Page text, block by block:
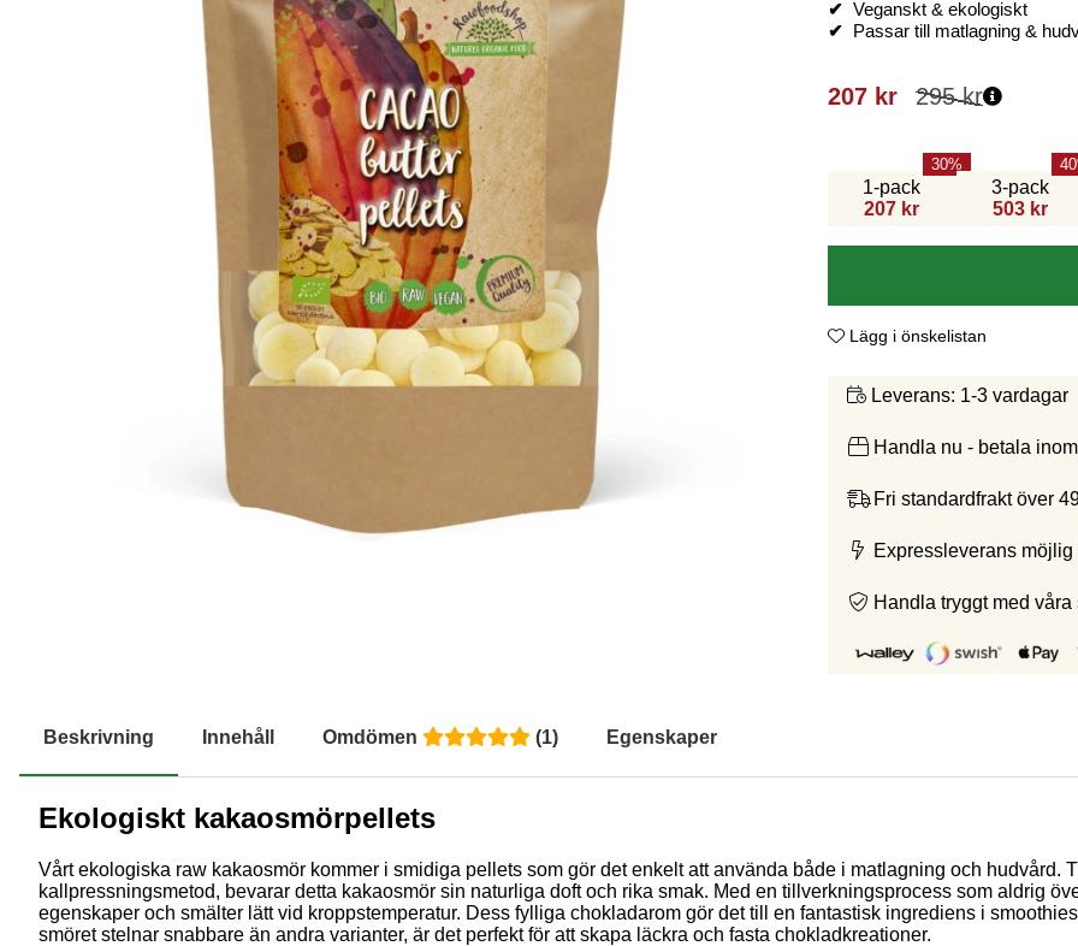
✔ Veganskt & ekologiskt
✔
Passar till matlagning &
295kr
207 kr
1-pack
207 kr
30
3-pack
503 kr
40
Lägg i önskelistan
Leverans: 1-3 vardagar
Handla nu - betala
Fri standardfrakt över
Expressleverans
Handla tryggt med
Beskrivning Innehåll Omdömen (1) Egenskaper
Ekologiskt kakaosmörpellets
Vårt ekologiska raw kakaosmör kommer i smidiga pellets som gör det enkelt att använda både i matlagning och hudvård.
kallpressningsmetod, bevarar detta kakaosmör sin naturliga doft och rika smak. Med en tillverkningsprocess som aldrig
egenskaper och smälter lätt vid kroppstemperatur. Dess fylliga chokladarom gör det till en fantastisk ingrediens i
smöret stelnar snabbare än andra varianter, är det perfekt för att skapa läckra och fasta chokladkreationer.